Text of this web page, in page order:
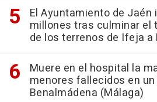
El Ayuntamiento de Jaén
millones tras culminar el
de los terrenos de Ifeja a
Muere en el hospital la
menores fallecidos en
Benalmádena (Málaga)